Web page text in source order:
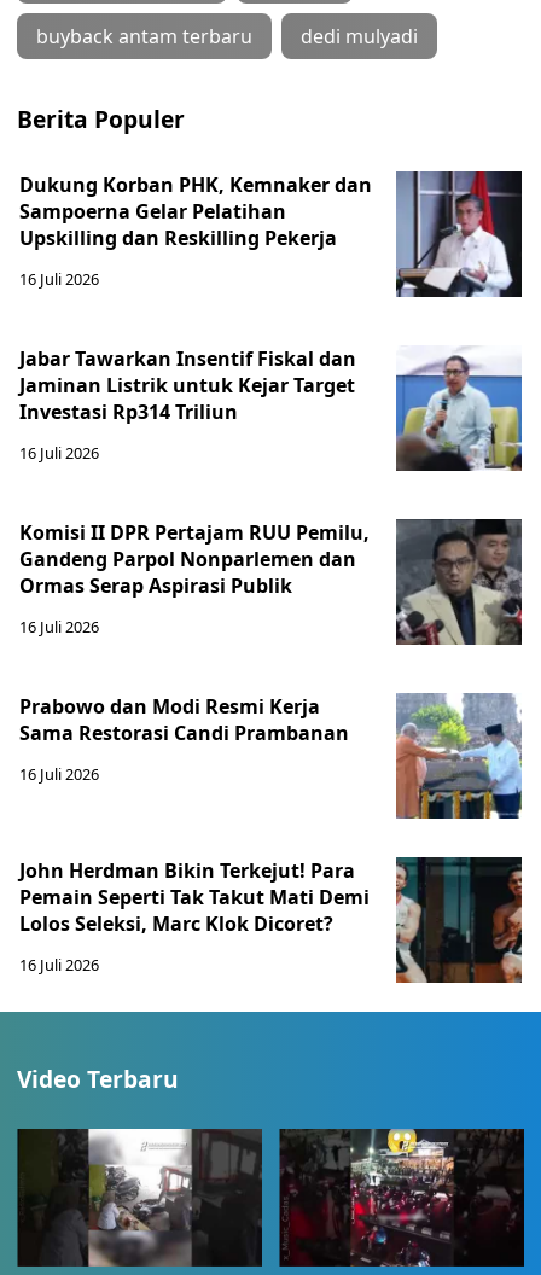
buyback antam terbaru dedi mulyadi
Berita Populer
Dukung Korban PHK, Kemnaker dan
Sampoerna Gelar Pelatihan
Upskilling dan Reskilling Pekerja
16 Juli 2026
Jabar Tawarkan Insentif Fiskal dan
Jaminan Listrik untuk Kejar Target
Investasi Rp314 Triliun
16 Juli 2026
Komisi II DPR Pertajam RUU Pemilu,
Gandeng Parpol Nonparlemen dan
Ormas Serap Aspirasi Publik
16 Juli 2026
Prabowo dan Modi Resmi Kerja
Sama Restorasi Candi Prambanan
16 Juli 2026
John Herdman Bikin Terkejut! Para
Pemain Seperti Tak Takut Mati Demi
Lolos Seleksi, Marc Klok Dicoret?
16 Juli 2026
Video Terbaru